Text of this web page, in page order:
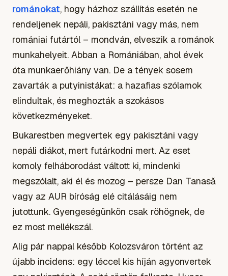
románokat, hogy házhoz szállítás esetén ne
rendeljenek nepáli, pakisztáni vagy más, nem
romániai futártól – mondván, elveszik a románok
munkahelyeit. Abban a Romániában, ahol évek
óta munkaerőhiány van. De a tények sosem
zavarták a putyinistákat: a hazafias szólamok
elindultak, és meghozták a szokásos
következményeket.
Bukarestben megvertek egy pakisztáni vagy
nepáli diákot, mert futárkodni mert. Az eset
komoly felháborodást váltott ki, mindenki
megszólalt, aki él és mozog – persze Dan Tanasă
vagy az AUR bíróság elé citálásáig nem
jutottunk. Gyengeségünkön csak röhögnek, de
ez most mellékszál.
Alig pár nappal később Kolozsváron történt az
újabb incidens: egy léccel kis híján agyonvertek